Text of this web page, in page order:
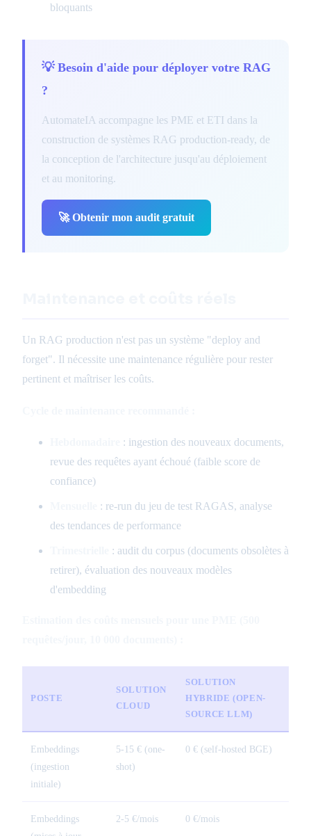
bloquants
💡 Besoin d'aide pour déployer votre RAG
?
AutomateIA accompagne les PME et ETI dans la
construction de systèmes RAG production-ready, de
la conception de l'architecture jusqu'au déploiement
et au monitoring.
🚀 Obtenir mon audit gratuit
Un RAG production n'est pas un système "deploy and
forget". Il nécessite une maintenance régulière pour rester
pertinent et maîtriser les coûts.
: ingestion des nouveaux documents,
revue des requêtes ayant échoué (faible score de
confiance)
: re-run du jeu de test RAGAS, analyse
des tendances de performance
: audit du corpus (documents obsolètes à
retirer), évaluation des nouveaux modèles
d'embedding
POSTE
SOLUTION
CLOUD
SOLUTION
HYBRIDE (OPEN-
SOURCE LLM)
Embeddings
(ingestion
initiale)
5-15 € (one-
shot)
0 € (self-hosted BGE)
Embeddings
2-5 €/mois 0 €/mois